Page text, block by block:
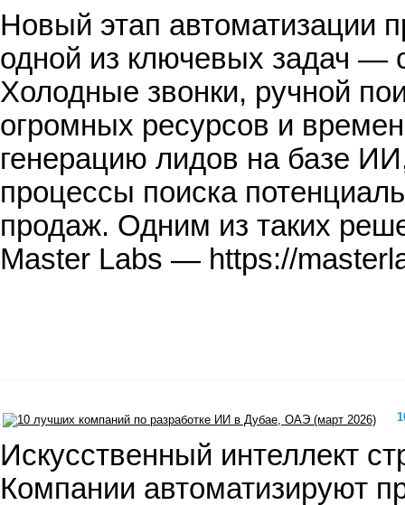
Новый этап автоматизации
одной из ключевых задач —
Холодные звонки, ручной
огромных ресурсов и
генерацию лидов на базе
процессы поиска
продаж. Одним из таких
Master Labs — https://
Искусственный интеллект
Компании автоматизируют